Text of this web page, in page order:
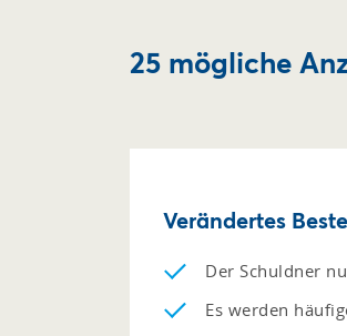
25 mögliche
Verändertes
Der Schuldner
Es werden